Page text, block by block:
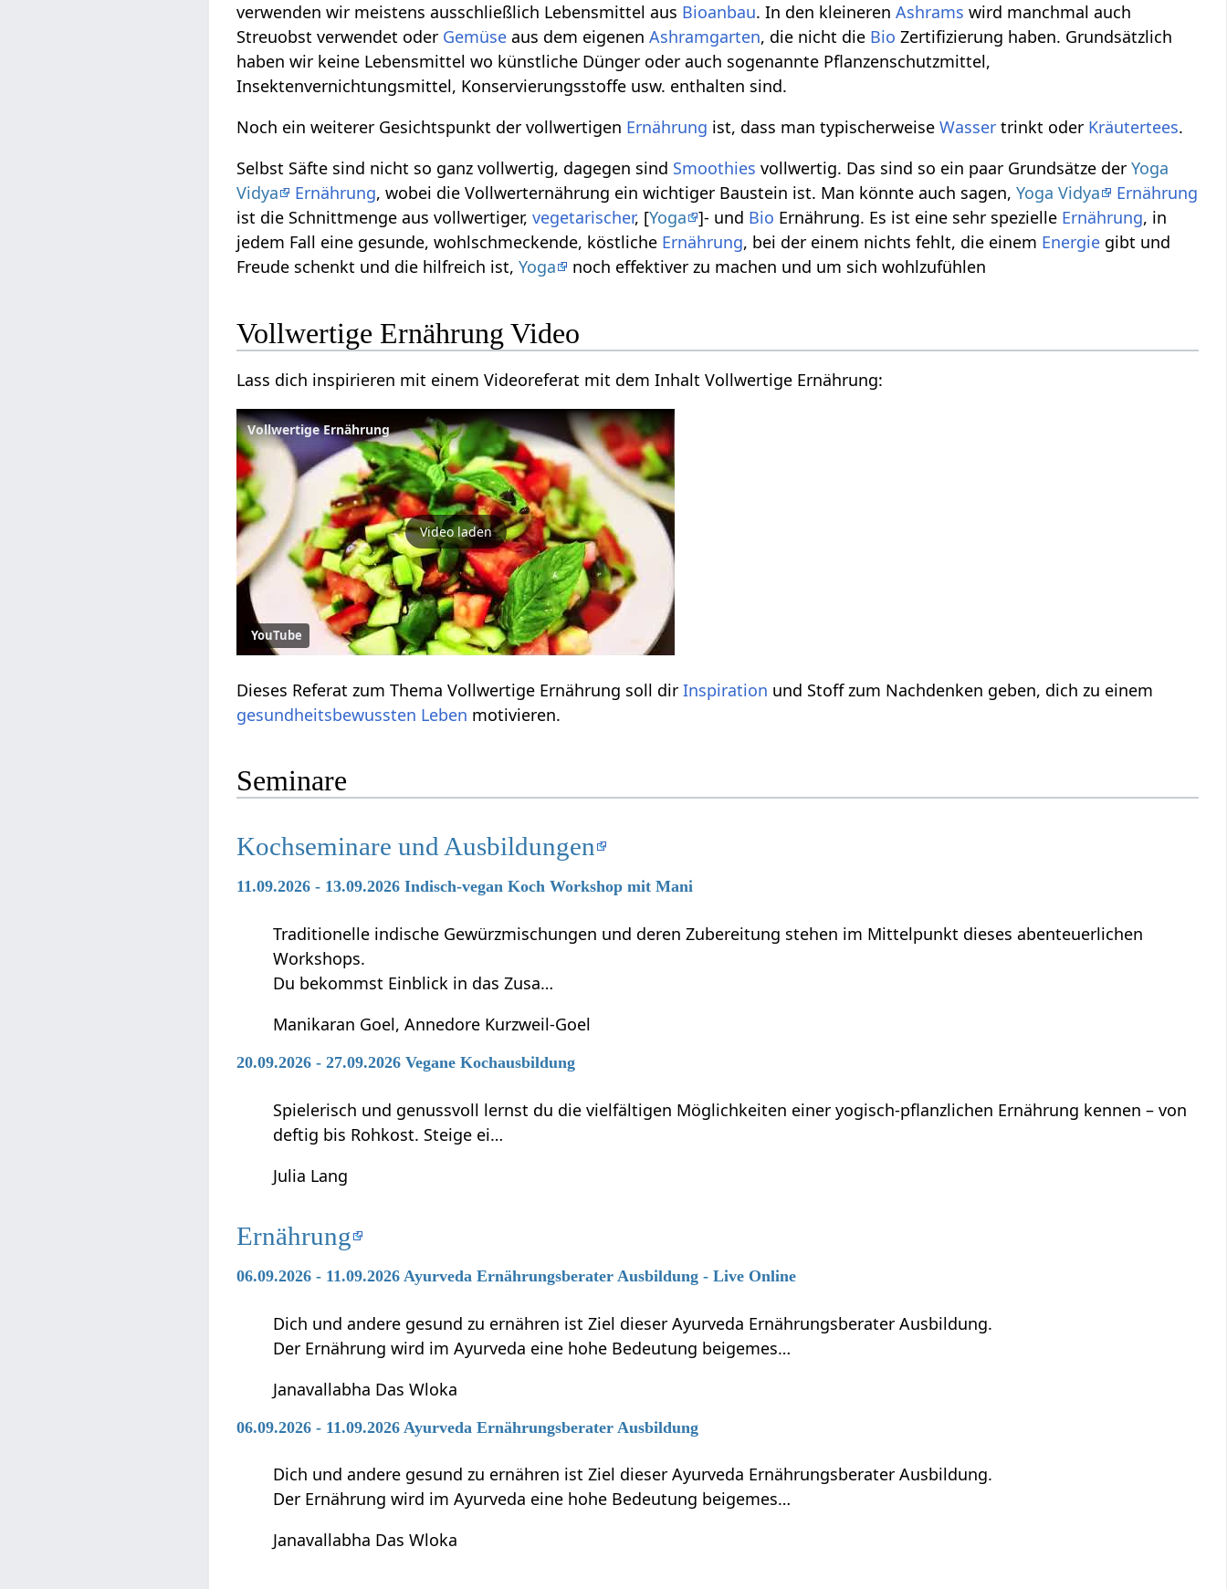
verwenden wir meistens ausschließlich Lebensmittel aus Bioanbau. In den kleinerenAshrams wird manchmal auch
Streuobst verwendet oder Gemüse aus dem eigenenAshramgarten, die nicht die Bio Zertifizierung haben. Grundsätzlich
haben wir keine Lebensmittel wo künstliche Dünger oder auch sogenannte Pflanzenschutzmittel,
Insektenvernichtungsmittel, Konservierungsstoffe usw. enthalten sind.
Noch ein weiterer Gesichtspunkt der vollwertigen Ernährung ist, dass man typischerweiseWasser trinkt oder Kräutertees.
Selbst Säfte sind nicht so ganz vollwertig, dagegen sind Smoothies vollwertig. Das sind so ein paar Grundsätze derYoga
Vidya
Ernährung, wobei die Vollwerternährung ein wichtiger Baustein ist. Man könnte auch sagen,Yoga Vidya
Ernährung
ist die Schnittmenge aus vollwertiger,vegetarischer, [Yoga ]- und Bio Ernährung. Es ist eine sehr spezielle Ernährung, in
jedem Fall eine gesunde, wohlschmeckende, köstliche Ernährung, bei der einem nichts fehlt, die einem Energie gibt und
Freude schenkt und die hilfreich ist,Yoga noch effektiver zu machen und um sich wohlzufühlen
Vollwertige Ernährung Video
Lass dich inspirieren mit einem Videoreferat mit dem Inhalt Vollwertige Ernährung:
Vollwertige Ernährung
Video laden
YouTube
Dieses Referat zum Thema Vollwertige Ernährung soll dirInspiration und Stoff zum Nachdenken geben, dich zu einem
gesundheitsbewussten Leben motivieren.
Seminare
Kochseminare und Ausbildungen
11.09.2026 - 13.09.2026 Indisch-vegan Koch Workshop mit Mani
Traditionelle indische Gewürzmischungen und deren Zubereitung stehen im Mittelpunkt dieses abenteuerlichen
Workshops.
Du bekommst Einblick in das Zusa…
Manikaran Goel, Annedore Kurzweil-Goel
20.09.2026 - 27.09.2026 Vegane Kochausbildung
Spielerisch und genussvoll lernst du die vielfältigen Möglichkeiten einer yogisch-pflanzlichen Ernährung kennen – von
deftig bis Rohkost. Steige ei…
Julia Lang
Ernährung
06.09.2026 - 11.09.2026 Ayurveda Ernährungsberater Ausbildung - Live Online
Dich und andere gesund zu ernähren ist Ziel dieser Ayurveda Ernährungsberater Ausbildung.
Der Ernährung wird im Ayurveda eine hohe Bedeutung beigemes…
Janavallabha Das Wloka
06.09.2026 - 11.09.2026 Ayurveda Ernährungsberater Ausbildung
Dich und andere gesund zu ernähren ist Ziel dieser Ayurveda Ernährungsberater Ausbildung.
Der Ernährung wird im Ayurveda eine hohe Bedeutung beigemes…
Janavallabha Das Wloka